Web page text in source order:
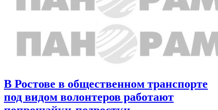
В Ростове в общественном транспорте
под видом волонтеров работают